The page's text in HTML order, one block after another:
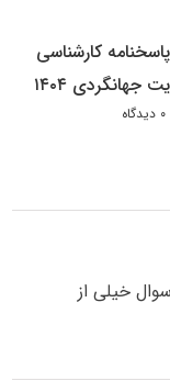
کارشناسی
جهانگردی ۱۴۰۴
۰ دیدگاه
خیلی از